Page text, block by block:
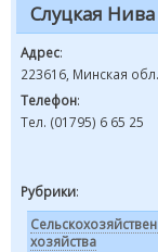
Слуцкая
Адрес:
223616, Минская
Телефон:
Тел. (01795) 6 65 25
Рубрики:
хозяйства